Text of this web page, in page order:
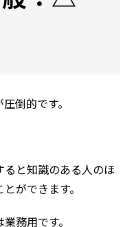
倒的です。
ると知識のある人のほ
ができます。
務用です。